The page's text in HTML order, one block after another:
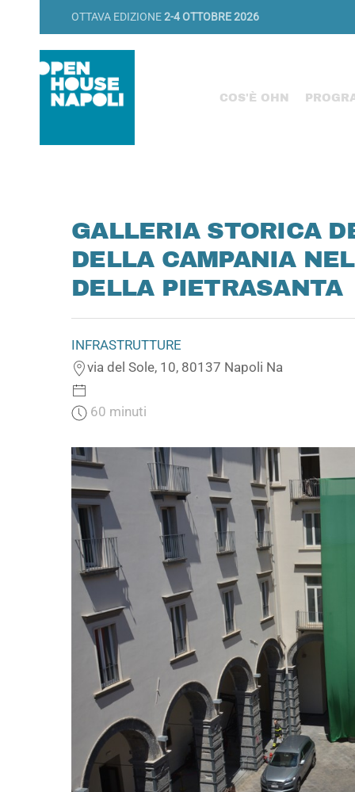
OTTAVA EDIZIONE2-4 OTTOBRE 2026
COS'È OHN
GALLERIA STORICA
DELLA CAMPANIA
DELLA PIETRASANTA
INFRASTRUTTURE
via del Sole, 10, 80137 Napoli Na
60 minuti